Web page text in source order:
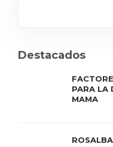
Destacados
PARA LA
MAMA